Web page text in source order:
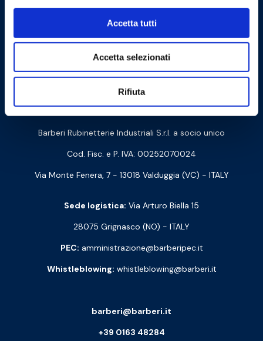
Accetta tutti
Accetta selezionati
Rifiuta
Contattaci
Barberi Rubinetterie Industriali S.r.l. a socio unico
Cod. Fisc. e P. IVA: 00252070024
Via Monte Fenera, 7 - 13018 Valduggia (VC) - ITALY
Sede logistica: Via Arturo Biella 15
28075 Grignasco (NO) - ITALY
PEC: amministrazione@barberipec.it
Whistleblowing: whistleblowing@barberi.it
barberi@barberi.it
+39 0163 48284